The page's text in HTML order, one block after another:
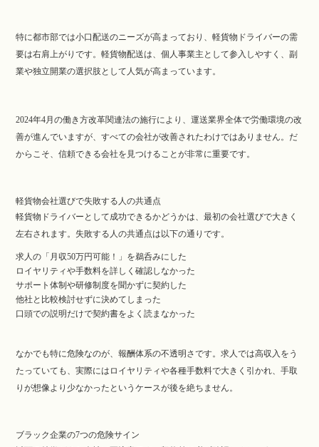
特に都市部では小口配送のニーズが高まっており、軽貨物ドライバーの需
要は右肩上がりです。軽貨物配送は、個人事業主として参入しやすく、副
業や独立開業の選択肢として人気が高まっています。
2024年4月の働き方改革関連法の施行により、運送業界全体で労働環境の改
善が進んでいますが、すべての会社が改善されたわけではありません。だ
からこそ、信頼できる会社を見つけることが非常に重要です。
軽貨物会社選びで失敗する人の共通点
軽貨物ドライバーとして成功できるかどうかは、最初の会社選びで大きく
左右されます。失敗する人の共通点は以下の通りです。
求人の「月収50万円可能！」を鵜呑みにした
ロイヤリティや手数料を詳しく確認しなかった
サポート体制や研修制度を聞かずに契約した
他社と比較検討せずに決めてしまった
口頭での説明だけで契約書をよく読まなかった
なかでも特に危険なのが、報酬体系の不透明さです。求人では高収入をう
たっていても、実際にはロイヤリティや各種手数料で大きく引かれ、手取
りが想像より少なかったというケースが後を絶ちません。
ブラック企業の7つの危険サイン